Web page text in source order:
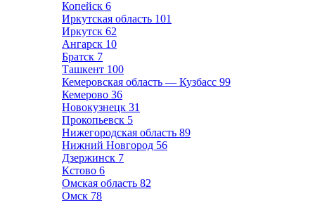
Копейск 6
Иркутская область 101
Иркутск 62
Ангарск 10
Братск 7
Ташкент 100
Кемеровская область — Кузбасс 99
Кемерово 36
Новокузнецк 31
Прокопьевск 5
Нижегородская область 89
Нижний Новгород 56
Дзержинск 7
Кстово 6
Омская область 82
Омск 78